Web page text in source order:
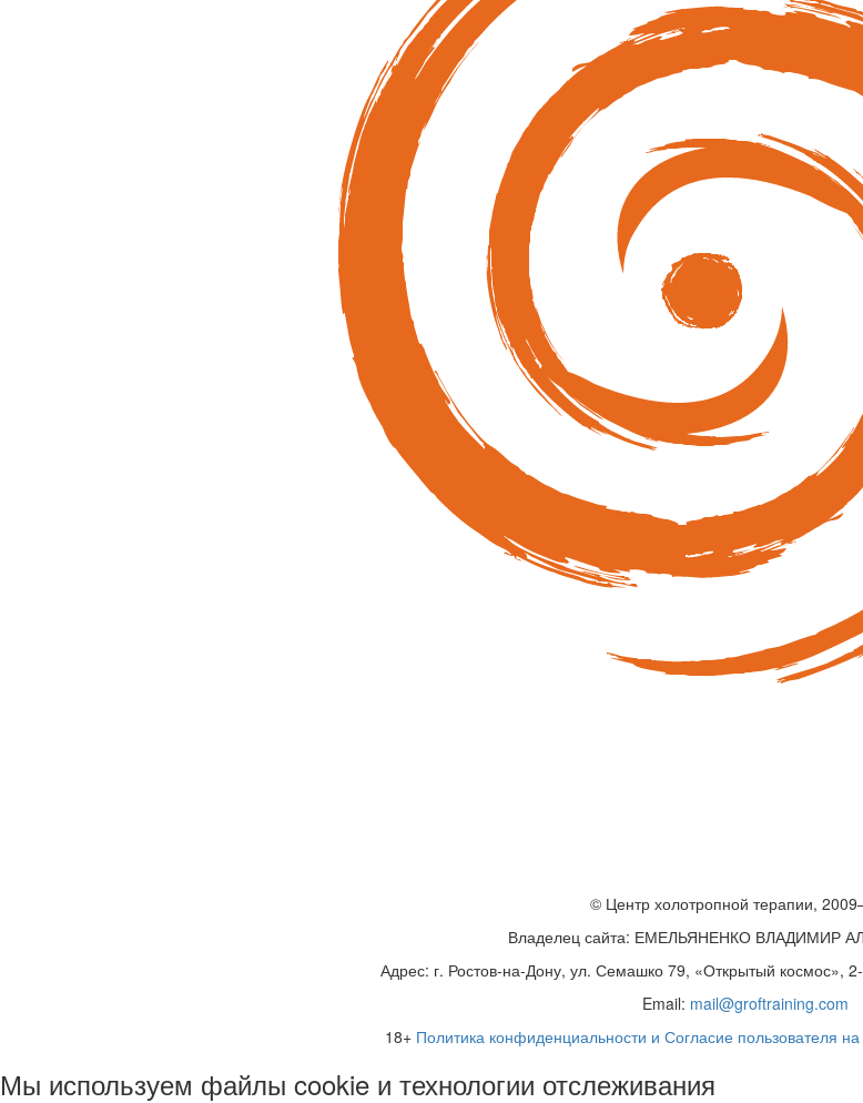
© Центр холотропной терапии,
Владелец сайта: ЕМЕЛЬЯНЕНКО ВЛАДИМИР
Адрес: г. Ростов-на-Дону, ул. Семашко 79, «Открытый космос»,
Email: mail@groftraining.com
18+ Политика конфиденциальности и Согласие пользователя
Мы используем файлы cookie и технологии отслеживания